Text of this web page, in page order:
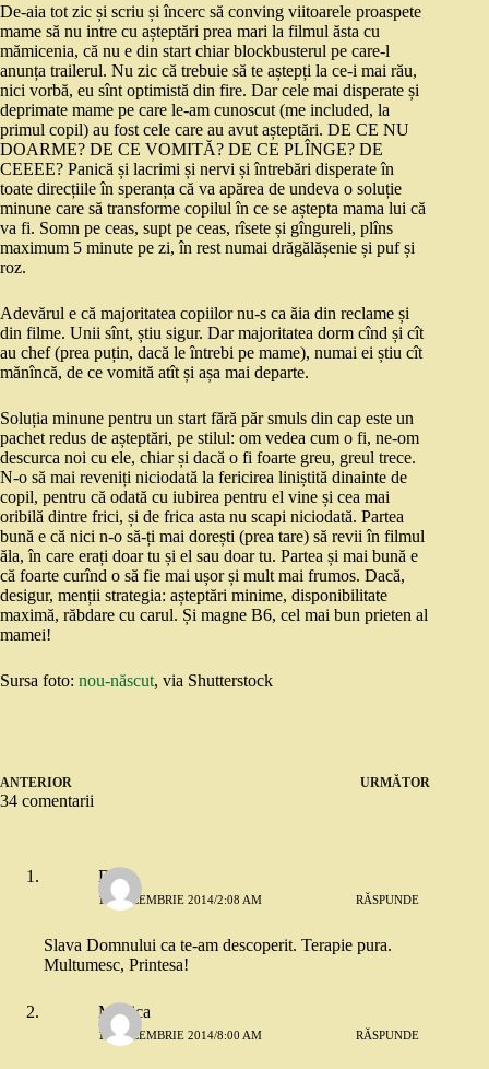
De-aia tot zic și scriu și încerc să conving viitoarele proaspete
mame să nu intre cu așteptări prea mari la filmul ăsta cu
mămicenia, că nu e din start chiar blockbusterul pe care-l
anunța trailerul. Nu zic că trebuie să te aștepți la ce-i mai rău,
nici vorbă, eu sînt optimistă din fire. Dar cele mai disperate și
deprimate mame pe care le-am cunoscut (me included, la
primul copil) au fost cele care au avut așteptări. DE CE NU
DOARME? DE CE VOMITĂ? DE CE PLÎNGE? DE
CEEEE? Panică și lacrimi și nervi și întrebări disperate în
toate direcțiile în speranța că va apărea de undeva o soluție
minune care să transforme copilul în ce se aștepta mama lui că
va fi. Somn pe ceas, supt pe ceas, rîsete și gîngureli, plîns
maximum 5 minute pe zi, în rest numai drăgălășenie și puf și
roz.
Adevărul e că majoritatea copiilor nu-s ca ăia din reclame și
din filme. Unii sînt, știu sigur. Dar majoritatea dorm cînd și cît
au chef (prea puțin, dacă le întrebi pe mame), numai ei știu cît
mănîncă, de ce vomită atît și așa mai departe.
Soluția minune pentru un start fără păr smuls din cap este un
pachet redus de așteptări, pe stilul: om vedea cum o fi, ne-om
descurca noi cu ele, chiar și dacă o fi foarte greu, greul trece.
N-o să mai reveniți niciodată la fericirea liniștită dinainte de
copil, pentru că odată cu iubirea pentru el vine și cea mai
oribilă dintre frici, și de frica asta nu scapi niciodată. Partea
bună e că nici n-o să-ți mai dorești (prea tare) să revii în filmul
ăla, în care erați doar tu și el sau doar tu. Partea și mai bună e
că foarte curînd o să fie mai ușor și mult mai frumos. Dacă,
desigur, menții strategia: așteptări minime, disponibilitate
maximă, răbdare cu carul. Și magne B6, cel mai bun prieten al
mamei!
Sursa foto: nou-născut, via Shutterstock
ANTERIOR URMĂTOR
34 comentarii
D.
15 DECEMBRIE 2014/2:08 AM RĂSPUNDE
Slava Domnului ca te-am descoperit. Terapie pura.
Multumesc, Printesa!
Monica
15 DECEMBRIE 2014/8:00 AM RĂSPUNDE